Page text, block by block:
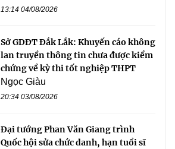
13:14 04/08/2026
Sở GDĐT Đắk Lắk: Khuyến cáo không
lan truyền thông tin chưa được kiểm
chứng về kỳ thi tốt nghiệp THPT
Ngọc Giàu
20:34 03/08/2026
Đại tướng Phan Văn Giang trình
Quốc hội sửa chức danh, hạn tuổi sĩ